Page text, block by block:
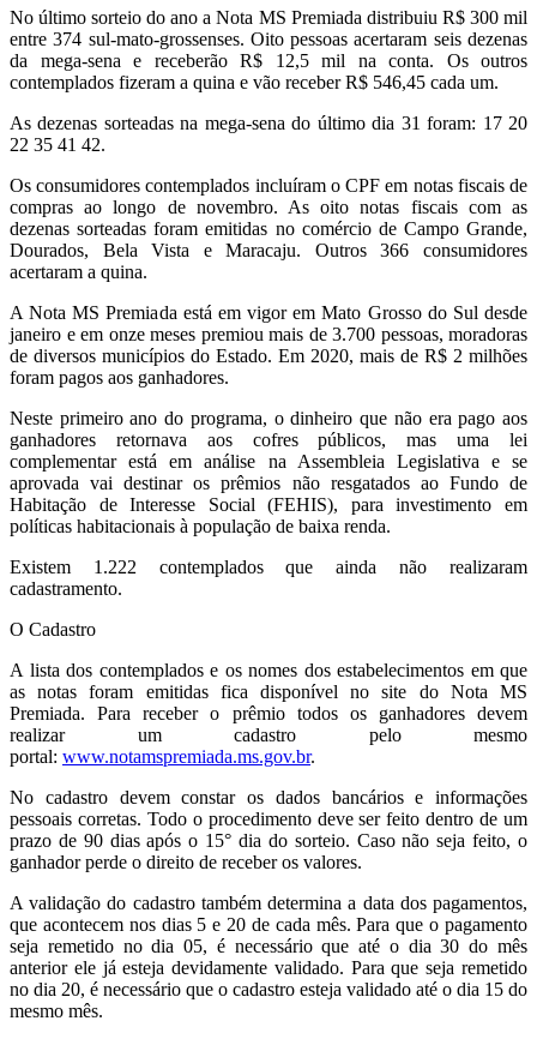
No último sorteio do ano a Nota MS Premiada distribuiu R$ 300 mil
entre 374 sul-mato-grossenses. Oito pessoas acertaram seis dezenas
da mega-sena e receberão R$ 12,5 mil na conta. Os outros
contemplados fizeram a quina e vão receber R$ 546,45 cada um.
As dezenas sorteadas na mega-sena do último dia 31 foram: 17 20
22 35 41 42.
Os consumidores contemplados incluíram o CPF em notas fiscais de
compras ao longo de novembro. As oito notas fiscais com as
dezenas sorteadas foram emitidas no comércio de Campo Grande,
Dourados, Bela Vista e Maracaju. Outros 366 consumidores
acertaram a quina.
A Nota MS Premiada está em vigor em Mato Grosso do Sul desde
janeiro e em onze meses premiou mais de 3.700 pessoas, moradoras
de diversos municípios do Estado. Em 2020, mais de R$ 2 milhões
foram pagos aos ganhadores.
Neste primeiro ano do programa, o dinheiro que não era pago aos
ganhadores retornava aos cofres públicos, mas uma lei
complementar está em análise na Assembleia Legislativa e se
aprovada vai destinar os prêmios não resgatados ao Fundo de
Habitação de Interesse Social (FEHIS), para investimento em
políticas habitacionais à população de baixa renda.
Existem 1.222 contemplados que ainda não realizaram
cadastramento.
O Cadastro
A lista dos contemplados e os nomes dos estabelecimentos em que
as notas foram emitidas fica disponível no site do Nota MS
Premiada. Para receber o prêmio todos os ganhadores devem
realizar um cadastro pelo mesmo
portal: www.notamspremiada.ms.gov.br.
No cadastro devem constar os dados bancários e informações
pessoais corretas. Todo o procedimento deve ser feito dentro de um
prazo de 90 dias após o 15° dia do sorteio. Caso não seja feito, o
ganhador perde o direito de receber os valores.
A validação do cadastro também determina a data dos pagamentos,
que acontecem nos dias 5 e 20 de cada mês. Para que o pagamento
seja remetido no dia 05, é necessário que até o dia 30 do mês
anterior ele já esteja devidamente validado. Para que seja remetido
no dia 20, é necessário que o cadastro esteja validado até o dia 15 do
mesmo mês.